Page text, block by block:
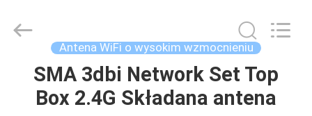
DOM
Copyright
Electronics.
Antena WiFi o wysokim wzmocnieniu
SMA 3dbi Network Set Top
Box 2.4G Składana antena